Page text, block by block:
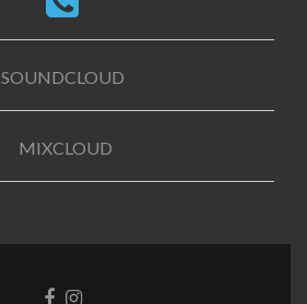
SOUNDCLOUD
MIXCLOUD
Facebook
Instagram